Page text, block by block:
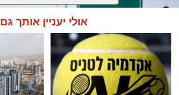
אולי יעניין אותך גם